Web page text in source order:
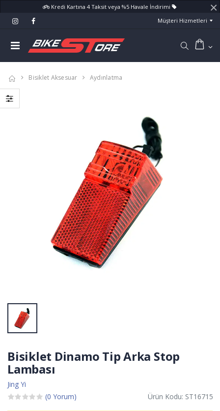
Kredi Kartına 4 Taksit veya %5 Havale İndirimi ×
Müşteri Hizmetleri
Bisiklet Aksesuar Aydınlatma
Bisiklet Dinamo Tip Arka Stop
Lambası
Jing Yi
(0 Yorum)
Ürün Kodu: ST16715